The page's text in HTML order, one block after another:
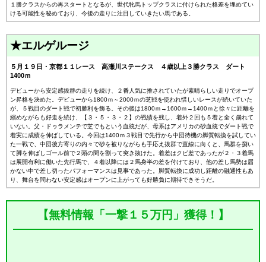
１勝クラスからの再スタートとなるが、世代牝馬トップクラスに付けられた格差を埋めてい
ける可能性を秘めており、今後の走りに注目していきたい馬である。
★エルゲルージ
５月１９日・京都１１レース 高瀬川ステークス ４歳以上３勝クラス ダート
1400ｍ
デビューから安定感抜群の走りを続け、２番人気に推されていたが素晴らしい走りでオープ
ン昇格を決めた。デビューから1800ｍ～2000ｍの芝戦を使われ惜しいレースが続いていた
が、５戦目のダート戦で初勝利を飾る。その後は1800ｍ→1600ｍ→1400ｍと徐々に距離を
縮めながらも好走を続け、【３・５・３・２】の戦績を残し、着外２回も５着と全く崩れて
いない。父・ドゥラメンテで芝でもという血統だが、母系はアメリカの砂血統でダート戦で
着実に成績を伸ばしている。今回は1400ｍ３戦目で先行から中団待機の脚質転換を試してい
た一戦で、中団後方寄りの内々で砂を被りながらも手応え抜群で直線に向くと、馬群を捌い
て脚を伸ばしゴール前で２頭の間を割って突き抜けた。着差はクビ差であったが２・３着馬
は展開有利に働いた先行馬で、４着以降には２馬身半の差を付けており、他の差し馬勢は届
かない中で差し切ったパフォーマンスは見事であった。脚質転換に成功し距離の融通性もあ
り、舞台を問わない安定感はオープンに上がっても好勝負に期待できそうだ。
【無料情報「一撃１５万円」獲得！】